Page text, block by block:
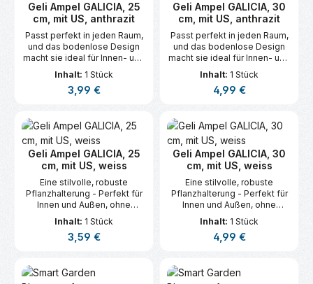
Geli Ampel GALICIA, 25
cm, mit US, anthrazit
Passt perfekt in jeden Raum,
und das bodenlose Design
macht sie ideal für Innen- und
Außenbereiche – stilvoll,
robust und vielseitig.
Inhalt: 1 Stück
Regulärer Preis:
3,99 €
Geli Ampel GALICIA, 30
cm, mit US, anthrazit
Passt perfekt in jeden Raum,
und das bodenlose Design
macht sie ideal für Innen- und
Außenbereiche – stilvoll,
robust und vielseitig.
Inhalt: 1 Stück
Regulärer Preis:
4,99 €
Geli Ampel GALICIA, 25
cm, mit US, weiss
Eine stilvolle, robuste
Pflanzhalterung - Perfekt für
Innen und Außen, ohne
Bodenloch. Flexibel,
langlebig und elegant.
Inhalt: 1 Stück
Regulärer Preis:
3,59 €
Geli Ampel GALICIA, 30
cm, mit US, weiss
Eine stilvolle, robuste
Pflanzhalterung - Perfekt für
Innen und Außen, ohne
Bodenloch. Flexibel,
langlebig und elegant.
Inhalt: 1 Stück
Regulärer Preis:
4,99 €